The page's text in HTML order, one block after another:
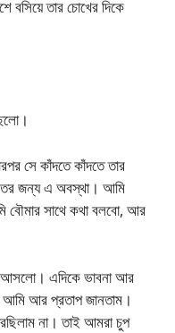
বসিয়ে তার চোখের দিকে
সে কাঁদতে কাঁদতে তার
জন্য এ অবস্থা। আমি
বৌমার সাথে কথা বলবো, আর
আসলো। এদিকে ভাবনা আর
আমি আর প্রতাপ জানতাম।
না। তাই আমরা চুপ